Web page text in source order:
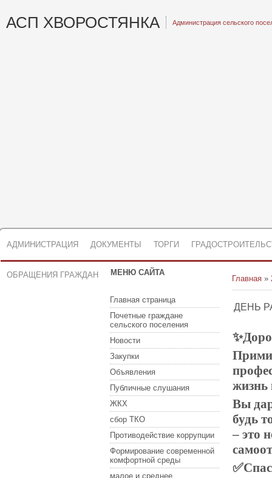
АСП ХВОРОСТЯНКА Администрация сельского
АДМИНИСТРАЦИЯ ДОКУМЕНТЫ ТОРГИ
ОБРАЩЕНИЯ ГРАЖДАН МЕНЮ САЙТА
Главная страница
Почетные граждане
сельского поселения
Новости
Закупки
Объявления
Публичные слушания
ЖКХ
сбор ТКО
Противодействие коррупции
Формирование современной
комфортной среды
малое и среднее
Главная »
ДЕНЬ
жизнь
Вы
будь
– это